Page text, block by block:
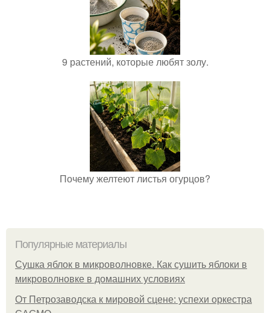
9 растений, которые любят золу.
Почему желтеют листья огурцов?
Популярные материалы
Сушка яблок в микроволновке. Как сушить яблоки в
микроволновке в домашних условиях
От Петрозаводска к мировой сцене: успехи оркестра